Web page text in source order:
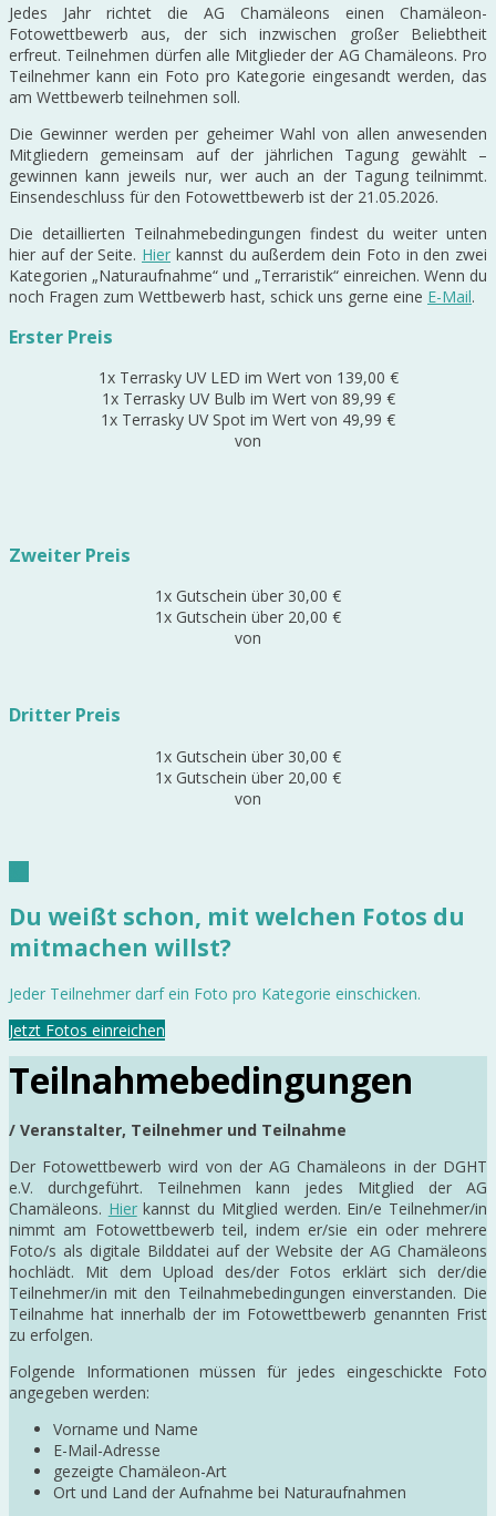
Jedes Jahr richtet die AG Chamäleons einen Chamäleon-
Fotowettbewerb aus, der sich inzwischen großer Beliebtheit
erfreut. Teilnehmen dürfen alle Mitglieder der AG Chamäleons. Pro
Teilnehmer kann ein Foto pro Kategorie eingesandt werden, das
am Wettbewerb teilnehmen soll.
Die Gewinner werden per geheimer Wahl von allen anwesenden
Mitgliedern gemeinsam auf der jährlichen Tagung gewählt –
gewinnen kann jeweils nur, wer auch an der Tagung teilnimmt.
Einsendeschluss für den Fotowettbewerb ist der 21.05.2026.
Die detaillierten Teilnahmebedingungen findest du weiter unten
hier auf der Seite. Hier kannst du außerdem dein Foto in den zwei
Kategorien „Naturaufnahme“ und „Terraristik“ einreichen. Wenn du
noch Fragen zum Wettbewerb hast, schick uns gerne eine E-Mail.
Erster Preis
1x Terrasky UV LED im Wert von 139,00 €
1x Terrasky UV Bulb im Wert von 89,99 €
1x Terrasky UV Spot im Wert von 49,99 €
von
Zweiter Preis
1x Gutschein über 30,00 €
1x Gutschein über 20,00 €
von
Dritter Preis
1x Gutschein über 30,00 €
1x Gutschein über 20,00 €
von
Du weißt schon, mit welchen Fotos du
mitmachen willst?
Jeder Teilnehmer darf ein Foto pro Kategorie einschicken.
Jetzt Fotos einreichen
Teilnahmebedingungen
/ Veranstalter, Teilnehmer und Teilnahme
Der Fotowettbewerb wird von der AG Chamäleons in der DGHT
e.V. durchgeführt. Teilnehmen kann jedes Mitglied der AG
Chamäleons. Hierkannst du Mitglied werden. Ein/e Teilnehmer/in
nimmt am Fotowettbewerb teil, indem er/sie ein oder mehrere
Foto/s als digitale Bilddatei auf der Website der AG Chamäleons
hochlädt. Mit dem Upload des/der Fotos erklärt sich der/die
Teilnehmer/in mit den Teilnahmebedingungen einverstanden. Die
Teilnahme hat innerhalb der im Fotowettbewerb genannten Frist
zu erfolgen.
Folgende Informationen müssen für jedes eingeschickte Foto
angegeben werden:
Vorname und Name
E-Mail-Adresse
gezeigte Chamäleon-Art
Ort und Land der Aufnahme bei Naturaufnahmen